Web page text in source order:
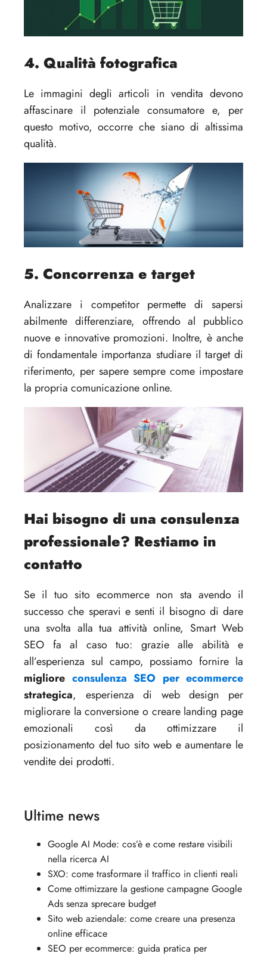
4. Qualità fotografica
Le immagini degli articoli in vendita devono
affascinare il potenziale consumatore e, per
questo motivo, occorre che siano di altissima
qualità.
5. Concorrenza e target
Analizzare i competitor permette di sapersi
abilmente differenziare, offrendo al pubblico
nuove e innovative promozioni. Inoltre, è anche
di fondamentale importanza studiare il target di
riferimento, per sapere sempre come impostare
la propria comunicazione online.
Hai bisogno di una consulenza
professionale? Restiamo in
contatto
Se il tuo sito ecommerce non sta avendo il
successo che speravi e senti il bisogno di dare
una svolta alla tua attività online, Smart Web
SEO fa al caso tuo: grazie alle abilità e
all’esperienza sul campo, possiamo fornire la
migliore consulenza SEO per ecommerce
strategica, esperienza di web design per
migliorare la conversione o creare landing page
emozionali così da ottimizzare il
posizionamento del tuo sito web e aumentare le
vendite dei prodotti.
Ultime news
Google AI Mode: cos’è e come restare visibili
nella ricerca AI
SXO: come trasformare il traffico in clienti reali
Come ottimizzare la gestione campagne Google
Ads senza sprecare budget
Sito web aziendale: come creare una presenza
online efficace
SEO per ecommerce: guida pratica per